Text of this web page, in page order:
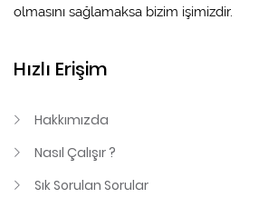
olmasını sağlamaksa bizim işimizdir.
Hızlı Erişim
Hakkımızda
Nasıl Çalışır ?
Sık Sorulan Sorular